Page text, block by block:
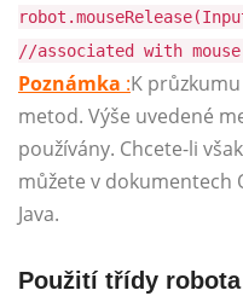
//associated with
Poznámka :K
metod. Výše uvedené
používány. Chcete-li
můžete v dokumentech
Java.
Použití třídy